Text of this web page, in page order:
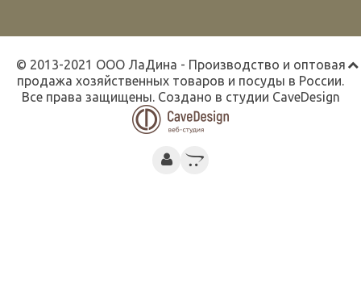
© 2013-2021 ООО ЛаДина - Производство и оптовая
продажа хозяйственных товаров и посуды в России.
Все права защищены. Создано в студии CaveDesign